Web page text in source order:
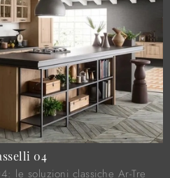
04
le soluzioni classiche Ar-Tre